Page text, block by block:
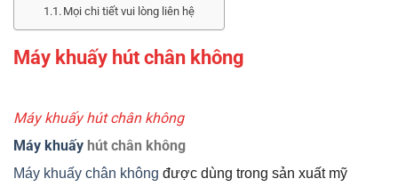
Mọi chi tiết vui lòng liên hệ
Máy khuấy hút chân không
Máy khuấy hút chân không
Máy khuấy hút chân không
Máy khuấy chân không được dùng trong sản xuất mỹ